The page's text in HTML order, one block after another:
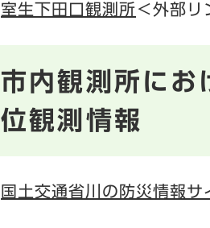
室生下田口観測所＜外部リ
市内観測所にお
位観測情報
国土交通省川の防災情報サ